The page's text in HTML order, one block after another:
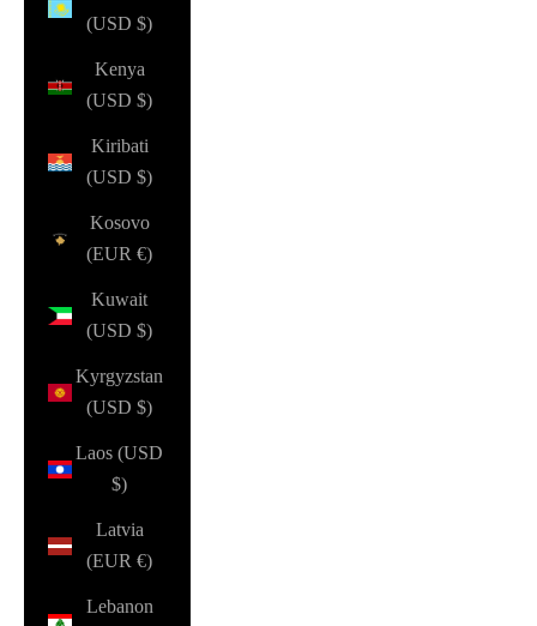
(USD $)
Kenya
(USD $)
Kiribati
(USD $)
Kosovo
(EUR €)
Kuwait
(USD $)
Kyrgyzstan
(USD $)
Laos (USD
$)
Latvia
(EUR €)
Lebanon